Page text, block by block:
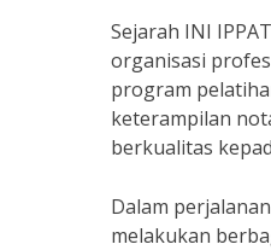
Sejarah INI
organisasi
program
keterampilan
berkualitas
Dalam
melakukan